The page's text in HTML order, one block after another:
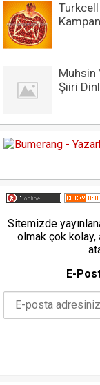
Muhsin
Şiiri
Sitemizde
olmak çok kolay,
E-